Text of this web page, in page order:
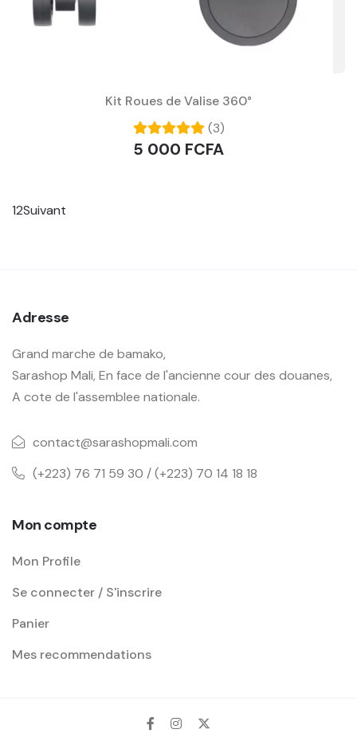
Kit Roues de Valise 360°
(3)
5 000 FCFA
12Suivant
Adresse
Grand marche de bamako,
Sarashop Mali, En face de l'ancienne cour des douanes,
A cote de l'assemblee nationale.
contact@sarashopmali.com
(+223) 76 71 59 30 / (+223) 70 14 18 18
Mon compte
Mon Profile
Se connecter / S'inscrire
Panier
Mes recommendations